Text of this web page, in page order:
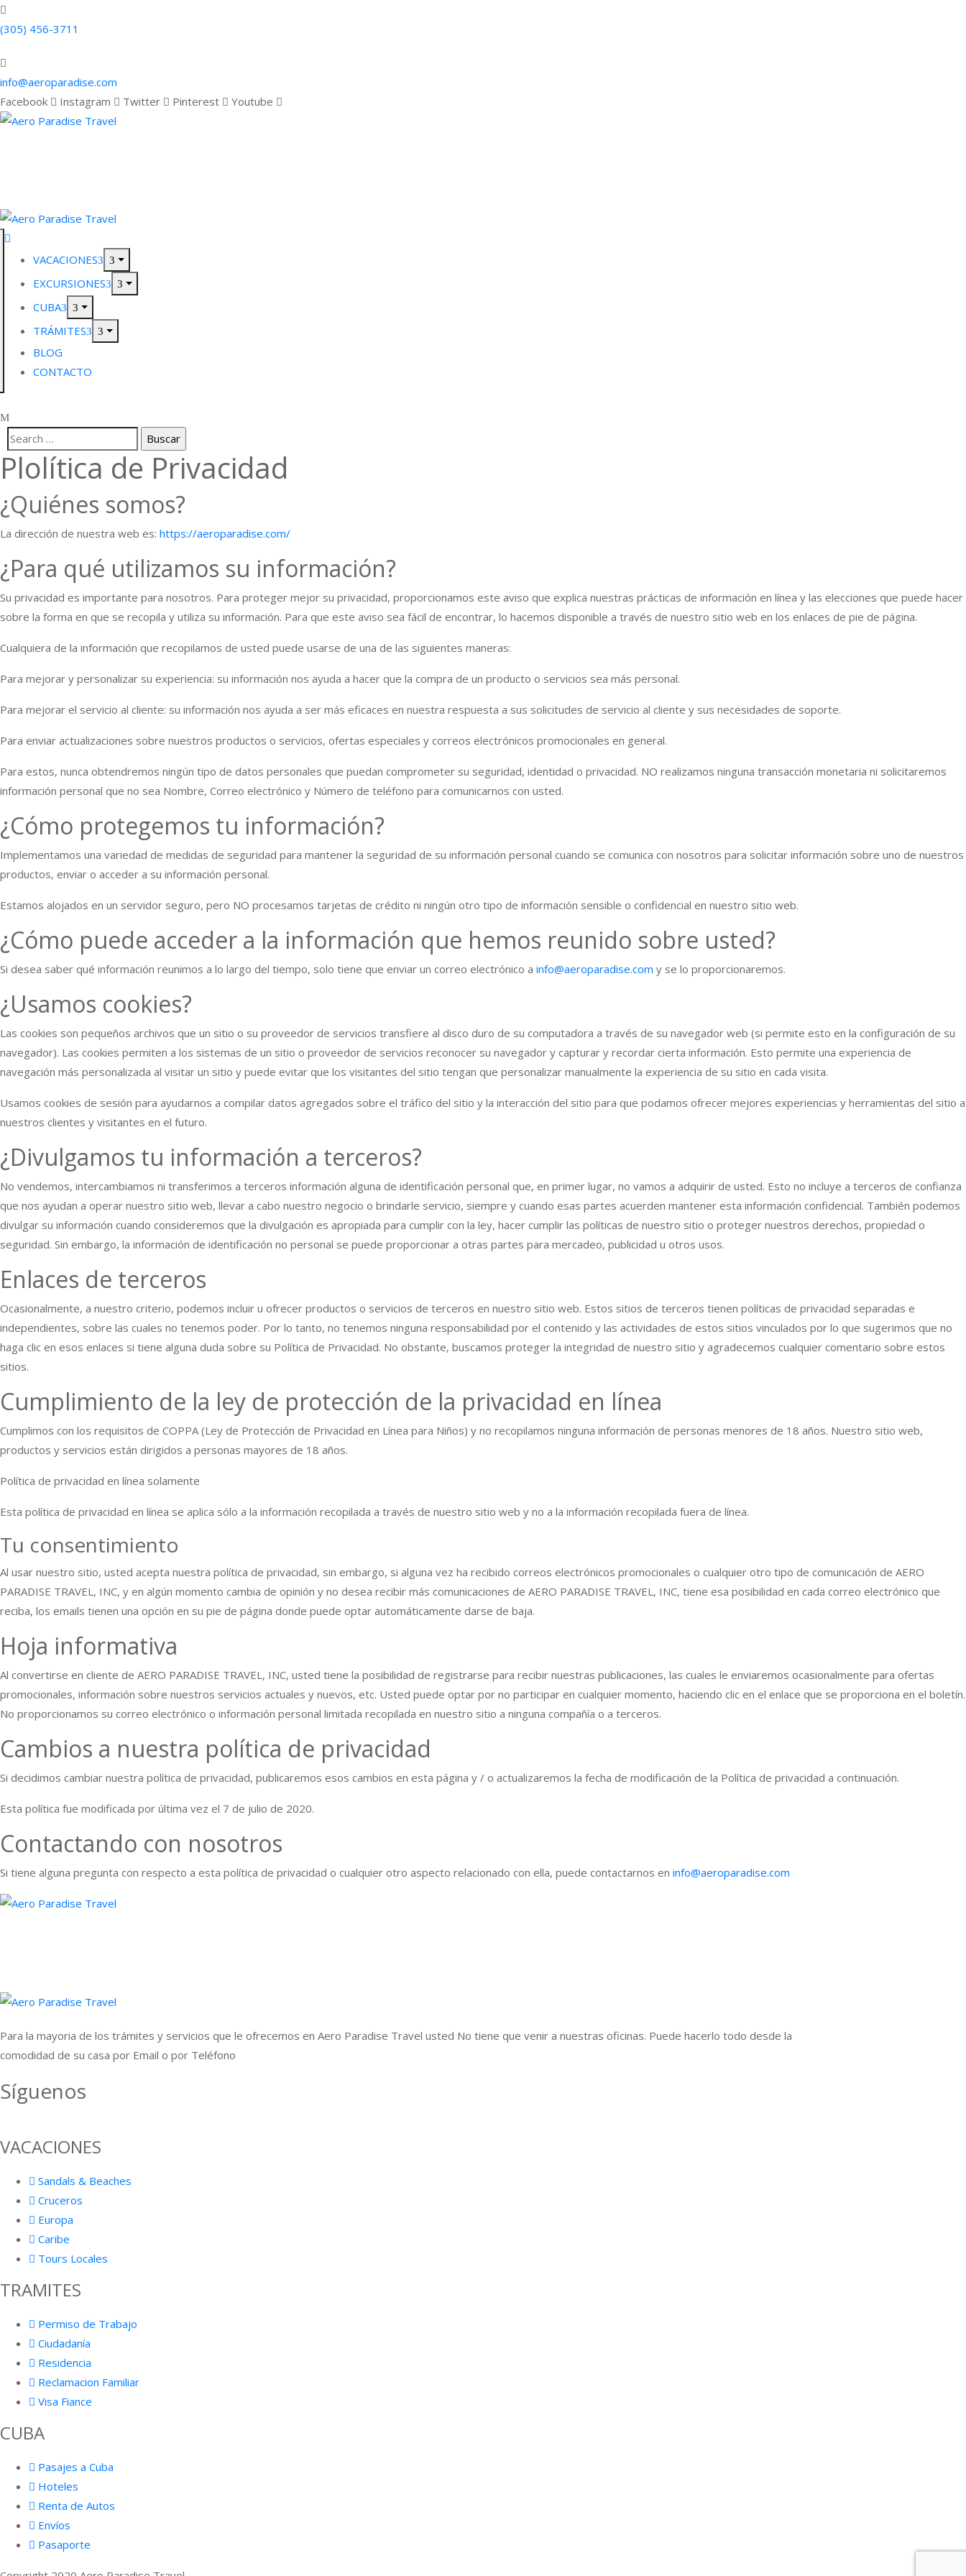
(305) 456-3711
info@aeroparadise.com
Facebook
Instagram Twitter Pinterest Youtube
VACACIONES
EXCURSIONES
CUBA
TRÁMITES
BLOG
CONTACTO
Plolítica de Privacidad
¿Quiénes somos?
La dirección de nuestra web es: https://aeroparadise.com/
¿Para qué utilizamos su información?
Su privacidad es importante para nosotros. Para proteger mejor su privacidad, proporcionamos este aviso que explica nuestras prácticas de información en línea y las elecciones que puede hacer
sobre la forma en que se recopila y utiliza su información. Para que este aviso sea fácil de encontrar, lo hacemos disponible a través de nuestro sitio web en los enlaces de pie de página.
Cualquiera de la información que recopilamos de usted puede usarse de una de las siguientes maneras:
Para mejorar y personalizar su experiencia: su información nos ayuda a hacer que la compra de un producto o servicios sea más personal.
Para mejorar el servicio al cliente: su información nos ayuda a ser más eficaces en nuestra respuesta a sus solicitudes de servicio al cliente y sus necesidades de soporte.
Para enviar actualizaciones sobre nuestros productos o servicios, ofertas especiales y correos electrónicos promocionales en general.
Para estos, nunca obtendremos ningún tipo de datos personales que puedan comprometer su seguridad, identidad o privacidad. NO realizamos ninguna transacción monetaria ni solicitaremos
información personal que no sea Nombre, Correo electrónico y Número de teléfono para comunicarnos con usted.
¿Cómo protegemos tu información?
Implementamos una variedad de medidas de seguridad para mantener la seguridad de su información personal cuando se comunica con nosotros para solicitar información sobre uno de nuestros
productos, enviar o acceder a su información personal.
Estamos alojados en un servidor seguro, pero NO procesamos tarjetas de crédito ni ningún otro tipo de información sensible o confidencial en nuestro sitio web.
¿Cómo puede acceder a la información que hemos reunido sobre usted?
Si desea saber qué información reunimos a lo largo del tiempo, solo tiene que enviar un correo electrónico a info@aeroparadise.com y se lo proporcionaremos.
¿Usamos cookies?
Las cookies son pequeños archivos que un sitio o su proveedor de servicios transfiere al disco duro de su computadora a través de su navegador web (si permite esto en la configuración de su
navegador). Las cookies permiten a los sistemas de un sitio o proveedor de servicios reconocer su navegador y capturar y recordar cierta información. Esto permite una experiencia de
navegación más personalizada al visitar un sitio y puede evitar que los visitantes del sitio tengan que personalizar manualmente la experiencia de su sitio en cada visita.
Usamos cookies de sesión para ayudarnos a compilar datos agregados sobre el tráfico del sitio y la interacción del sitio para que podamos ofrecer mejores experiencias y herramientas del sitio a
nuestros clientes y visitantes en el futuro.
¿Divulgamos tu información a terceros?
No vendemos, intercambiamos ni transferimos a terceros información alguna de identificación personal que, en primer lugar, no vamos a adquirir de usted. Esto no incluye a terceros de confianza
que nos ayudan a operar nuestro sitio web, llevar a cabo nuestro negocio o brindarle servicio, siempre y cuando esas partes acuerden mantener esta información confidencial. También podemos
divulgar su información cuando consideremos que la divulgación es apropiada para cumplir con la ley, hacer cumplir las políticas de nuestro sitio o proteger nuestros derechos, propiedad o
seguridad. Sin embargo, la información de identificación no personal se puede proporcionar a otras partes para mercadeo, publicidad u otros usos.
Enlaces de terceros
Ocasionalmente, a nuestro criterio, podemos incluir u ofrecer productos o servicios de terceros en nuestro sitio web. Estos sitios de terceros tienen políticas de privacidad separadas e
independientes, sobre las cuales no tenemos poder. Por lo tanto, no tenemos ninguna responsabilidad por el contenido y las actividades de estos sitios vinculados por lo que sugerimos que no
haga clic en esos enlaces si tiene alguna duda sobre su Política de Privacidad. No obstante, buscamos proteger la integridad de nuestro sitio y agradecemos cualquier comentario sobre estos
sitios.
Cumplimiento de la ley de protección de la privacidad en línea
Cumplimos con los requisitos de COPPA (Ley de Protección de Privacidad en Línea para Niños) y no recopilamos ninguna información de personas menores de 18 años. Nuestro sitio web,
productos y servicios están dirigidos a personas mayores de 18 años.
Política de privacidad en línea solamente
Esta política de privacidad en línea se aplica sólo a la información recopilada a través de nuestro sitio web y no a la información recopilada fuera de línea.
Tu consentimiento
Al usar nuestro sitio, usted acepta nuestra política de privacidad, sin embargo, si alguna vez ha recibido correos electrónicos promocionales o cualquier otro tipo de comunicación de AERO
PARADISE TRAVEL, INC, y en algún momento cambia de opinión y no desea recibir más comunicaciones de AERO PARADISE TRAVEL, INC, tiene esa posibilidad en cada correo electrónico que
reciba, los emails tienen una opción en su pie de página donde puede optar automáticamente darse de baja.
Hoja informativa
Al convertirse en cliente de AERO PARADISE TRAVEL, INC, usted tiene la posibilidad de registrarse para recibir nuestras publicaciones, las cuales le enviaremos ocasionalmente para ofertas
promocionales, información sobre nuestros servicios actuales y nuevos, etc. Usted puede optar por no participar en cualquier momento, haciendo clic en el enlace que se proporciona en el boletín.
No proporcionamos su correo electrónico o información personal limitada recopilada en nuestro sitio a ninguna compañía o a terceros.
Cambios a nuestra política de privacidad
Si decidimos cambiar nuestra política de privacidad, publicaremos esos cambios en esta página y / o actualizaremos la fecha de modificación de la Política de privacidad a continuación.
Esta política fue modificada por última vez el 7 de julio de 2020.
Contactando con nosotros
Si tiene alguna pregunta con respecto a esta política de privacidad o cualquier otro aspecto relacionado con ella, puede contactarnos en info@aeroparadise.com
Para la mayoria de los trámites y servicios que le ofrecemos en Aero Paradise Travel usted No tiene que venir a nuestras oficinas. Puede hacerlo todo desde la
comodidad de su casa por Email o por Teléfono
Síguenos
VACACIONES
Sandals & Beaches
Cruceros
Europa
Caribe
Tours Locales
TRAMITES
Permiso de Trabajo
Ciudadanía
Residencia
Reclamacion Familiar
Visa Fiance
CUBA
Pasajes a Cuba
Hoteles
Renta de Autos
Envíos
Pasaporte